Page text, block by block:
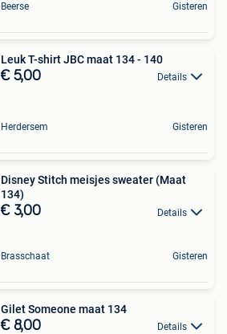
Beerse Gisteren
Leuk T-shirt JBC maat 134 - 140
€ 5,00 Details
Herdersem Gisteren
Disney Stitch meisjes sweater (Maat
134)
€ 3,00 Details
Brasschaat Gisteren
Gilet Someone maat 134
€ 8,00 Details